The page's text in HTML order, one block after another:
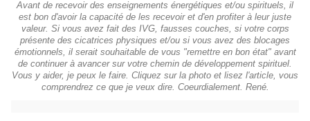
Avant de recevoir des enseignements énergétiques et/ou spirituels, il
est bon d'avoir la capacité de les recevoir et d'en profiter à leur juste
valeur. Si vous avez fait des IVG, fausses couches, si votre corps
présente des cicatrices physiques et/ou si vous avez des blocages
émotionnels, il serait souhaitable de vous "remettre en bon état" avant
de continuer à avancer sur votre chemin de développement spirituel.
Vous y aider, je peux le faire. Cliquez sur la photo et lisez l'article, vous
comprendrez ce que je veux dire. Coeurdialement. René.